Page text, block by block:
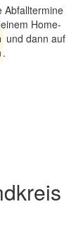
Abfalltermine
Home-
und dann auf
.